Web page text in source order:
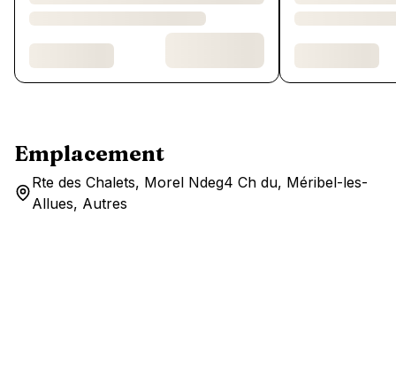
Emplacement
Rte des Chalets, Morel Ndeg4 Ch du, Méribel-les-
Allues, Autres